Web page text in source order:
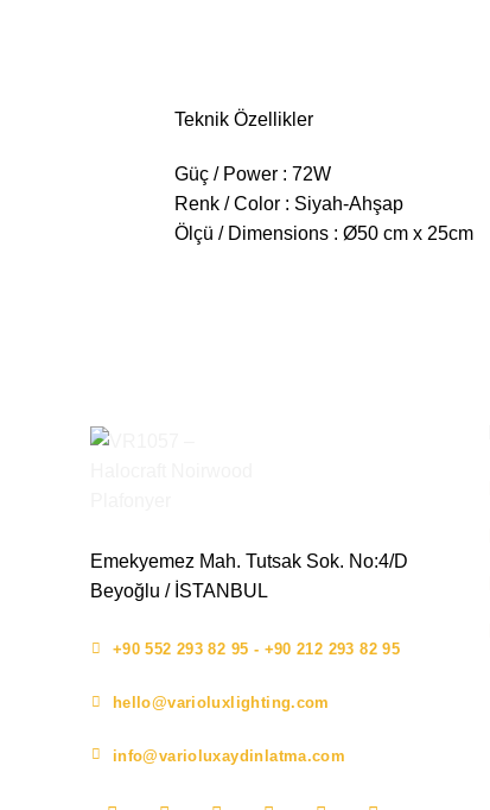
Teknik Özellikler
Güç / Power : 72W
Renk / Color : Siyah-Ahşap
Ölçü / Dimensions : Ø50 cm x 25cm
Emekyemez Mah. Tutsak Sok. No:4/D
Beyoğlu / İSTANBUL
+90 552 293 82 95 - +90 212 293 82 95
hello@varioluxlighting.com
info@varioluxaydinlatma.com